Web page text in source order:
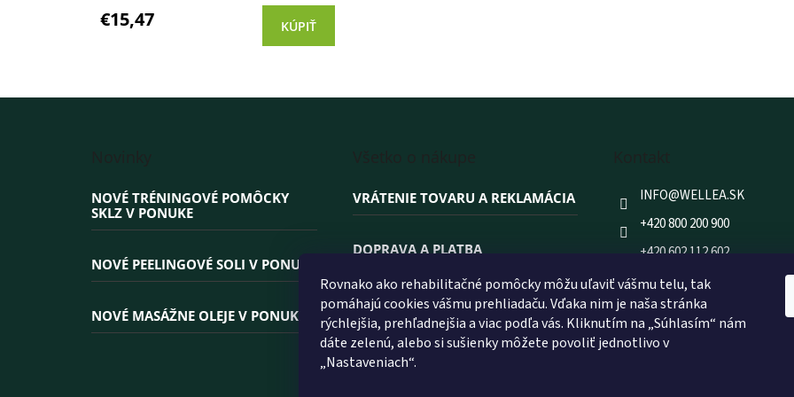
Rovnako ako rehabilitačné pomôcky môžu uľaviť vášmu telu, tak
pomáhajú cookies vášmu prehliadaču. Vďaka nim je naša stránka
rýchlejšia, prehľadnejšia a viac podľa vás. Kliknutím na „Súhlasím“ nám
dáte zelenú, alebo si sušienky môžete povoliť jednotlivo v
„Nastaveniach“.
produktu
je
€15,47 KÚPIŤ
NOVÉ TRÉNINGOVÉ POMÔCKY
SKLZ V PONUKE
NOVÉ PEELINGOVÉ SOLI V PONUKE
NOVÉ MASÁŽNE OLEJE V PONUKE
VRÁTENIE TOVARU A REKLAMÁCIA
DOPRAVA A PLATBA
PREČO NAKUPOVAŤ PRÁVE U NÁS?
INFO@WELLEA.SK
+420 800 200 900
+420 602 112 602
FACEBOOK
WELLEA.SK